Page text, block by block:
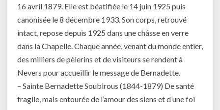
16 avril 1879. Elle est béatifiée le 14 juin 1925 puis
canonisée le 8 décembre 1933. Son corps, retrouvé
intact, repose depuis 1925 dans une châsse en verre
dans la Chapelle. Chaque année, venant du monde entier,
des milliers de pèlerins et de visiteurs se rendent à
Nevers pour accueillir le message de Bernadette.
–Sainte Bernadette Soubirous (1844-1879) De santé
fragile, mais entourée de l’amour des siens et d’une foi